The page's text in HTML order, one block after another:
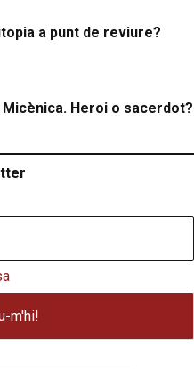
a punt de reviure?
Micènica. Heroi o sacerdot?